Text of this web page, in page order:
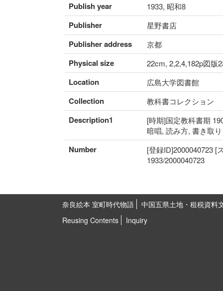
Publish year 1933, 昭和8
Publisher 星野書店
Publisher address 京都
Physical size 22cm, 2,2,4,182p図版
Location 広島大学図書館
Collection 教科書コレクション
Description1
[時期]国定教科書期
暗唱, 読み方, 書き取
Number
[登録ID]2000040723 [
1933/2000040723
奈良絵本 室町時代物語
中国五県土地・租税資料
Reusing Contents
Inquiry